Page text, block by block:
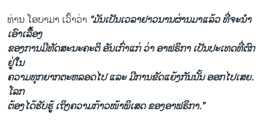
ທ່ານ ​ໂອ​ບາ​ມາ​ ​ເວົ້າວ່າ “ມັນ​ເປັນ​ເວລາ​ຢາ​ວນານ​ຜ່ານມາ​ແລ້ວ ທີ່ຈະ​ນຳ​
ເອົາ​ເລື້​ອງ
ຂອງການມີ​ທັດສະນະ​ຄະຕິ​ ອັນ​ເກົ່າ​ແກ່ ວ່າ ອາ​ຟຣິກາ ​ເປັນ​ປະ​ເທດ​ທີ່ຕົກ
ຢູ່ໃນ
ຄວາມທຸກ​ຍາກຕະຫລອດໄປ ​ແລະ ມີການ​ຂັດ​ແຍ້​ງກັນນັ້ນ ອອກ​ໄປ​ເສຍ​. ​
ໂລກ​
ຕ້ອງ​ໄດ້​ຮັບຮູ້ ​ເຖິງ​ຄວາມ​ກ້າວໜ້າພິເສດ​ ຂອງ​ອາ​ຟຣິກາ.”